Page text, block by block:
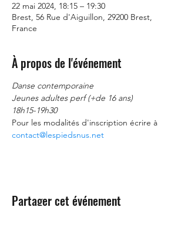
22 mai 2024, 18:15 – 19:30
Brest, 56 Rue d'Aiguillon, 29200 Brest,
France
À propos de l'événement
Danse contemporaine
Jeunes adultes perf (+de 16 ans)
18h15-19h30
Pour les modalités d'inscription écrire à
contact@lespiedsnus.net
Partager cet événement